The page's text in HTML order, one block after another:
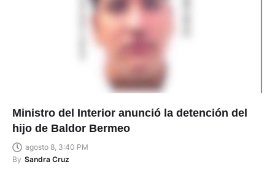
Ministro del Interior anunció la detención del
hijo de Baldor Bermeo
agosto 8, 3:40 PM
By Sandra Cruz